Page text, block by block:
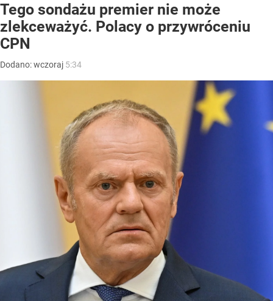
Tego sondażu premier nie może
zlekceważyć. Polacy o przywróceniu
CPN
Dodano:wczoraj 5:34